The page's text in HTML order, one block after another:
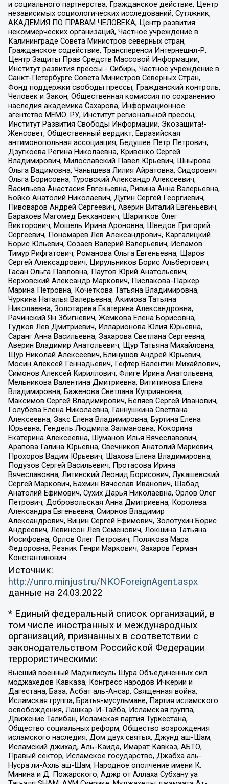
и социального партнерства, Гражданское действие, Центр
независимых социологических исследований, Сутяжник,
АКАДЕМИЯ ПО ПРАВАМ ЧЕЛОВЕКА, Центр развития
некоммерческих организаций, Частное учреждение в
Калининграде Совета Министров северных стран,
Гражданское содействие, Трансперенси Интернешнл-Р,
Центр Защиты Прав Средств Массовой Информации,
Институт развития прессы - Сибирь, Частное учреждение в
Санкт-Петербурге Совета Министров Северных Стран,
Фонд поддержки свободы прессы, Гражданский контроль,
Человек и Закон, Общественная комиссия по сохранению
наследия академика Сахарова, Информационное
агентство МЕМО. РУ, Институт региональной прессы,
Институт Развития Свободы Информации, Экозащита!-
Женсовет, Общественный вердикт, Евразийская
антимонопольная ассоциация, Бедушев Петр Петрович,
Дзугкоева Регина Николаевна, Кривенко Сергей
Владимирович, Милославский Павел Юрьевич, Шнырова
Ольга Вадимовна, Чанышева Лилия Айратовна, Сидорович
Ольга Борисовна, Туровский Александр Алексеевич,
Васильева Анастасия Евгеньевна, Ривина Анна Валерьевна,
Бойко Анатолий Николаевич, Дугин Сергей Георгиевич,
Пивоваров Андрей Сергеевич, Аверин Виталий Евгеньевич,
Барахоев Магомед Бекханович, Шарипков Олег
Викторович, Мошель Ирина Ароновна, Шведов Григорий
Сергеевич, Пономарев Лев Александрович, Каргалицкий
Борис Юльевич, Созаев Валерий Валерьевич, Исламов
Тимур Рифгатович, Романова Ольга Евгеньевна, Щаров
Сергей Алексадрович, Цирульников Борис Альбертович,
Гасан Ольга Павловна, Паутов Юрий Анатольевич,
Верховский Александр Маркович, Пислакова-Паркер
Марина Петровна, Кочеткова Татьяна Владимировна,
Чуркина Наталья Валерьевна, Акимова Татьяна
Николаевна, Золотарева Екатерина Александровна,
Рачинский Ян Збигневич, Жемкова Елена Борисовна,
Гудков Лев Дмитриевич, Илларионова Юлия Юрьевна,
Саранг Анна Васильевна, Захарова Светлана Сергеевна,
Аверин Владимир Анатольевич, Щур Татьяна Михайловна,
Щур Николай Алексеевич, Блинушов Андрей Юрьевич,
Мосин Алексей Геннадьевич, Гефтер Валентин Михайлович,
Симонов Алексей Кириллович, Флиге Ирина Анатольевна,
Мельникова Валентина Дмитриевна, Вититинова Елена
Владимировна, Баженова Светлана Куприяновна,
Максимов Сергей Владимирович, Беляев Сергей Иванович,
Голубева Елена Николаевна, Ганнушкина Светлана
Алексеевна, Закс Елена Владимировна, Буртина Елена
Юрьевна, Гендель Людмила Залмановна, Кокорина
Екатерина Алексеевна, Шуманов Илья Вячеславович,
Арапова Галина Юрьевна, Свечников Анатолий Мариевич,
Прохоров Вадим Юрьевич, Шахова Елена Владимировна,
Подузов Сергей Васильевич, Протасова Ирина
Вячеславовна, Литинский Леонид Борисович, Лукашевский
Сергей Маркович, Бахмин Вячеслав Иванович, Шабад
Анатолий Ефимович, Сухих Дарья Николаевна, Орлов Олег
Петрович, Добровольская Анна Дмитриевна, Королева
Александра Евгеньевна, Смирнов Владимир
Александрович, Вицин Сергей Ефимович, Золотухин Борис
Андреевич, Левинсон Лев Семенович, Локшина Татьяна
Иосифовна, Орлов Олег Петрович, Полякова Мара
Федоровна, Резник Генри Маркович, Захаров Герман
Константинович
Источник:
http://unro.minjust.ru/NKOForeignAgent.aspx
данные на 24.03.2022
* Единый федеральный список организаций, в
том числе иностранных и международных
организаций, признанных в соответствии с
законодательством Российской Федерации
террористическими:
Высший военный Маджлисуль Шура Объединенных сил
моджахедов Кавказа, Конгресс народов Ичкерии и
Дагестана, База, Асбат аль-Ансар, Священная война,
Исламская группа, Братья-мусульмане, Партия исламского
освобождения, Лашкар-И-Тайба, Исламская группа,
Движение Талибан, Исламская партия Туркестана,
Общество социальных реформ, Общество возрождения
исламского наследия, Дом двух святых, Джунд аш-Шам,
Исламский джихад, Аль-Каида, Имарат Кавказ, АБТО,
Правый сектор, Исламское государство, Джабха аль-
Нусра ли-Ахль аш-Шам, Народное ополчение имени К.
Минина и Д. Пожарского, Аджр от Аллаха Субхану уа